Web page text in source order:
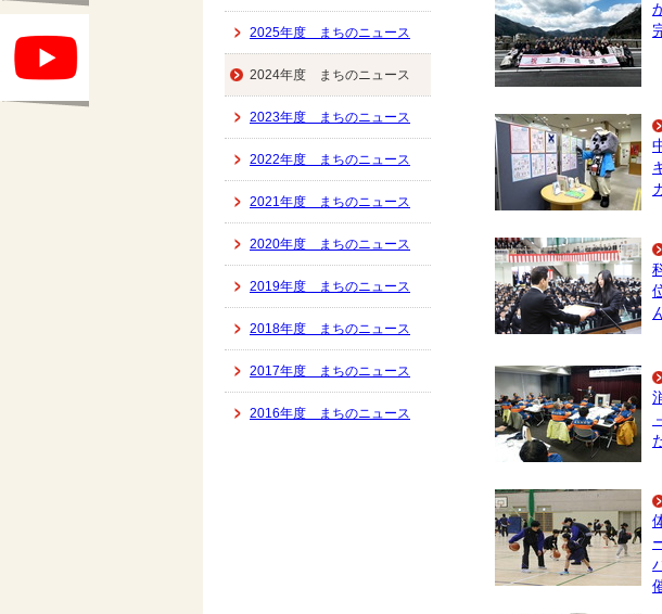
2025年度 まちのニュース
2024年度 まちのニュース
2023年度 まちのニュース
2022年度 まちのニュース
2021年度 まちのニュース
2020年度 まちのニュース
2019年度 まちのニュース
2018年度 まちのニュース
2017年度 まちのニュース
2016年度 まちのニュース